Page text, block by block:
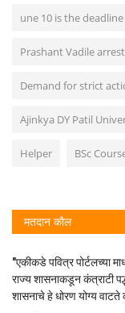
une 10 is the deadline
Prashant Vadile
Demand for strict
Ajinkya DY Patil
Helper BSc
मतदान कौल
"एकीकडे पवित्र पोर्टलच्या
राज्य शासनाकडून कंत्राटी
शासनाचे हे धोरण योग्य वाटते